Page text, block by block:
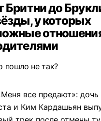
Бритни до
у которых
пошло не так?